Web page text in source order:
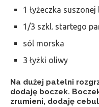
1 łyżeczka suszonej
1/3 szkl. startego
sól morska
3 łyżki oliwy
Na dużej patelni
dodaję boczek.
zrumieni, dodaję